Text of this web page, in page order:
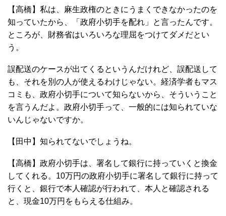
【高橋】私は、麻生政権のときにうまくできなかったのを
知っていたから、「政府小切手を配れ」と言ったんです。
ところが、財務省はいろいろな理屈をつけてダメだとい
う。
誤配送のケースが出てくるというんだけれど、誤配送して
も、それを別の人が使えるわけじゃない。経済学者もマス
コミも、政府小切手について知らないから、そういうこと
を言うんだよ。政府小切手って、一般的には知られていな
いんじゃないですか。
【田中】知られてないでしょうね。
【高橋】政府小切手は、署名して銀行に持っていくと換金
してくれる。10万円の政府小切手に署名して銀行に持って
行くと、銀行で本人確認が行われて、本人と確認される
と、現金10万円をもらえる仕組み。